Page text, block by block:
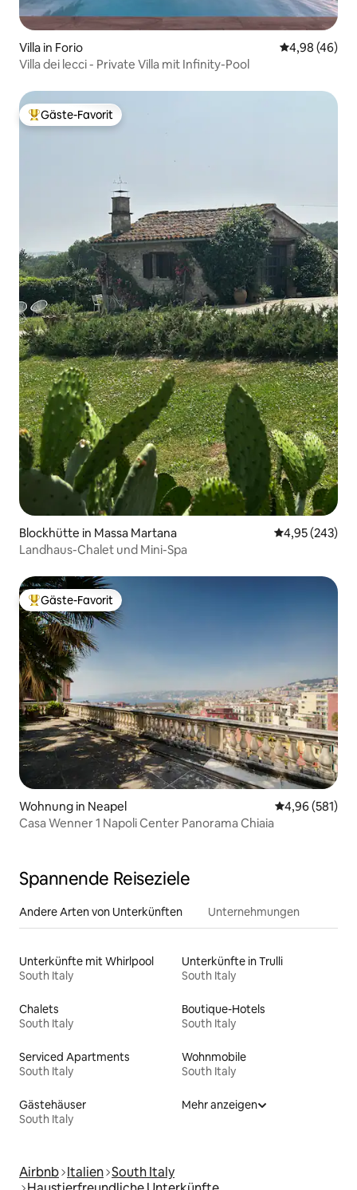
Villa in Forio
4,98 (46)
Villa dei lecci - Private Villa mit Infinity-Pool
Beliebter Gäste-Favorit.
Gäste-Favorit
Blockhütte in Massa Martana
4,95 (243)
Landhaus-Chalet und Mini-Spa
Beliebter Gäste-Favorit.
Gäste-Favorit
Wohnung in Neapel
4,96 (581)
Casa Wenner 1 Napoli Center Panorama Chiaia
Spannende Reiseziele
Andere Arten von Unterkünften Unternehmungen
Unterkünfte mit Whirlpool
South Italy
Unterkünfte in Trulli
South Italy
Chalets
South Italy
Boutique-Hotels
South Italy
Serviced Apartments
South Italy
Wohnmobile
South Italy
Gästehäuser
South Italy
Mehr anzeigen
Airbnb Italien South Italy